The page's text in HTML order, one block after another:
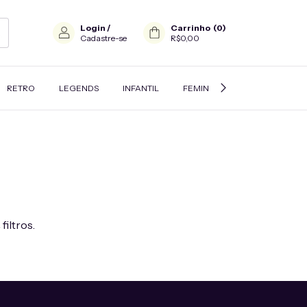
Login /
Cadastre-se
Carrinho (0)
R$0,00
RETRO LEGENDS INFANTIL FEMININO